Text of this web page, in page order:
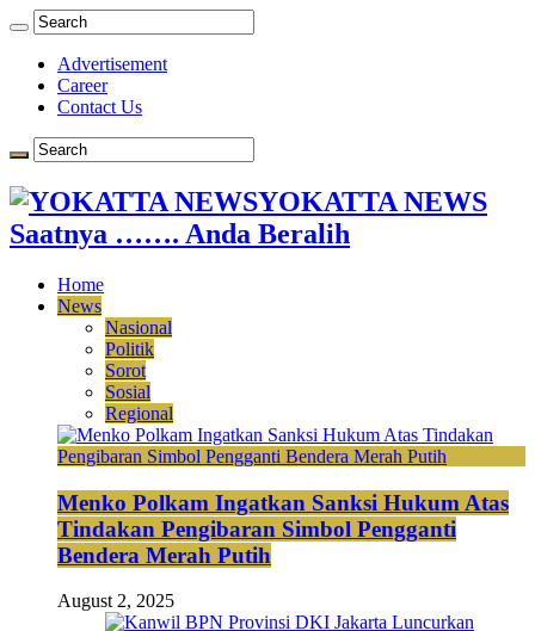
Advertisement
Career
Contact Us
YOKATTA NEWS
Saatnya ……. Anda Beralih
Home
News
Nasional
Politik
Sorot
Sosial
Regional
Menko Polkam Ingatkan Sanksi Hukum Atas
Tindakan Pengibaran Simbol Pengganti
Bendera Merah Putih
August 2, 2025